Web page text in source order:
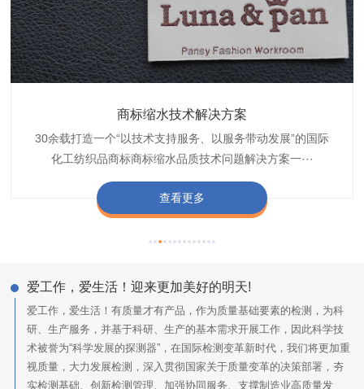
商标缩水技术解决方案
30余载打造一个“以技术支持服务、以服务带动发展”的国际
化工纺织品商标商标缩水品质技术问题解决方案一···
查看更多
织带商标防水技术解决方案
博准公司专注于织带商标防水技术解决方案30余载,励志于
纺织品商标企业打造含油量超标品质技术问题解决方···
查看更多
服装颜色不匀技术解决方案
博准是一家专注30余载设计研发织唛印唛商标、织带服装颜
色不匀品质技术问题解决方案一站式服务提供商,技···
查看更多
纺织品阻燃母粒
博准致力于成为纺织品商标阻燃母粒剂,TF-W760,TF-W760
阻燃母粒剂加工定制服务实力提供商,···
查看更多
爱工作，爱生活！迎来更加美好的明天!
爱工作，爱生活！有质量才有产品，作为质量基础要素的检测，为科
研、生产服务，并基于科研、生产的基本需求开展工作，因此科学技
术被誉为“科学发展的探测器”，在国际检测变革新时代，我们将更加重
视质量，大力发展检测，深入贯彻国家关于质量变革的决策部署，夯
实检测基础、创新检测管理、加强协同服务、支撑制造业高质量发